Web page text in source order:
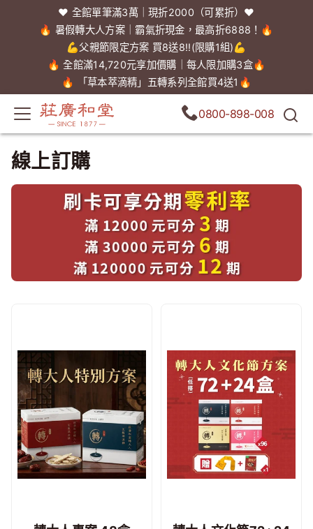
❤️ 全館單筆滿3萬｜現折2000（可累折）❤️
🔥 暑假轉大人方案｜霸氣折現金，最高折6888！🔥
💪父親節限定方案 買8送8!!(限購1組)💪
🔥 全館滿14,720元享加價購｜每人限加購3盒🔥
🔥 「草本萃滴精」五轉系列全館買4送1🔥
0800-898-008
線上訂購